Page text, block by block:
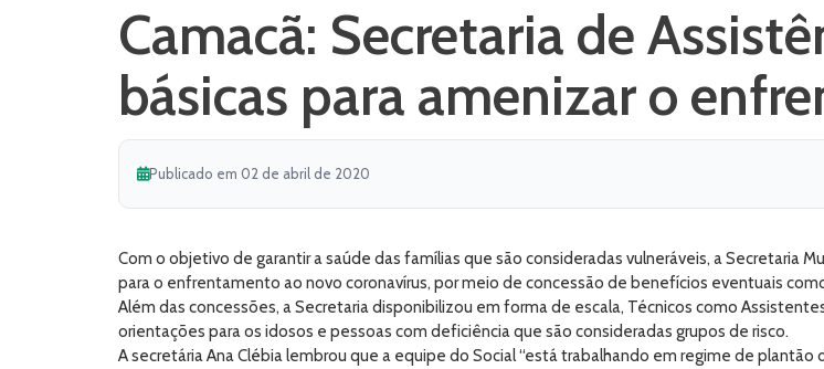
Camacã: Secretaria de
básicas para amenizar o
Publicado em 02 de abril de 2020
Com o objetivo de garantir a saúde das famílias que são consideradas vulneráveis, a Secretaria
para o enfrentamento ao novo coronavírus, por meio de concessão de benefícios eventuais
Além das concessões, a Secretaria disponibilizou em forma de escala, Técnicos como
orientações para os idosos e pessoas com deficiência que são consideradas grupos de risco.
A secretária Ana Clébia lembrou que a equipe do Social “está trabalhando em regime de